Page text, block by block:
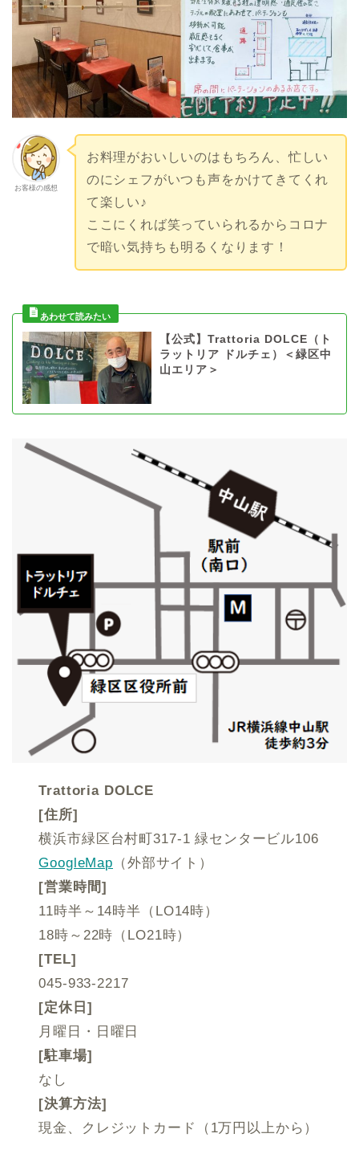
お客様の感想
お料理がおいしいのはもちろん、忙しい
のにシェフがいつも声をかけてきてくれ
て楽しい♪
ここにくれば笑っていられるからコロナ
で暗い気持ちも明るくなります！
【公式】Trattoria DOLCE（ト
ラットリア ドルチェ）＜緑区中
山エリア＞
Trattoria DOLCE
[住所]
横浜市緑区台村町317-1 緑センタービル106
GoogleMap （外部サイト）
[営業時間]
11時半～14時半（LO14時）
18時～22時（LO21時）
[TEL]
045-933-2217
[定休日]
月曜日・日曜日
[駐車場]
なし
[決算方法]
現金、クレジットカード（1万円以上から）